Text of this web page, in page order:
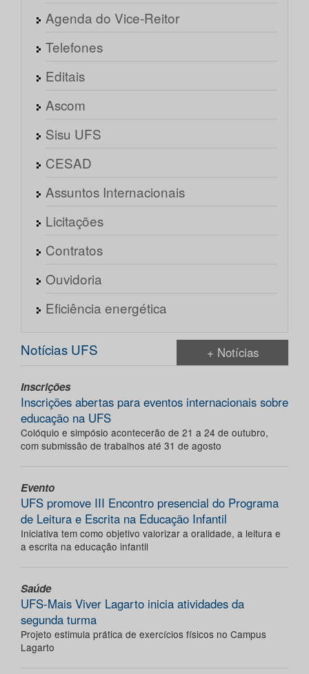
Agenda do Vice-Reitor
Telefones
Editais
Ascom
Sisu UFS
CESAD
Assuntos Internacionais
Licitações
Contratos
Ouvidoria
Eficiência energética
Notícias UFS + Notícias
Inscrições
Inscrições abertas para eventos internacionais sobre
educação na UFS
Colóquio e simpósio acontecerão de 21 a 24 de outubro,
com submissão de trabalhos até 31 de agosto
Evento
UFS promove III Encontro presencial do Programa
de Leitura e Escrita na Educação Infantil
Iniciativa tem como objetivo valorizar a oralidade, a leitura e
a escrita na educação infantil
Saúde
UFS-Mais Viver Lagarto inicia atividades da
segunda turma
Projeto estimula prática de exercícios físicos no Campus
Lagarto